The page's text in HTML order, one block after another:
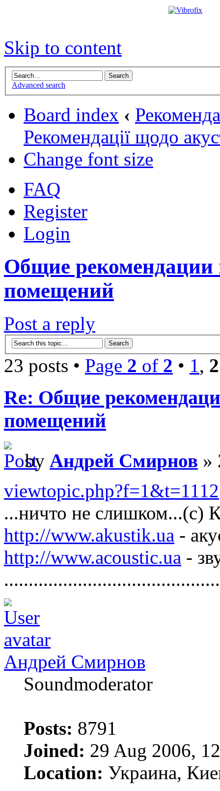
Skip to content
Advanced search
Board index ‹
Рекомендації щодо
Change font size
FAQ
Register
Login
Общие рекомендации
помещений
Post a reply
23 posts • Page 2 of 2 • 1, 2
Re: Общие
помещений
by Андрей Смирнов »
viewtopic.php?f=1&t=1112
...ничто не слишком...(с)
http://www.akustik.ua -
http://www.acoustic.ua -
............................................
Андрей Смирнов
Soundmoderator
Posts: 8791
Joined: 29 Aug 2006,
Location: Украина,